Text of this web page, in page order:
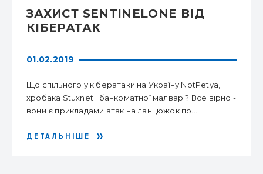
01.02.2019
ЗАХИСТ SENTINELONE ВІД
КІБЕРАТАК
Що спільного у кібератаки на Україну NotPetya,
хробака Stuxnet і банкоматної малварі? Все вірно -
вони є прикладами атак на ланцюжок по...
ДЕТАЛЬНІШЕ